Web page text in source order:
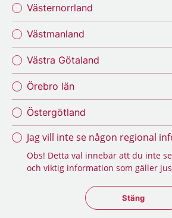
Västernorrland
Västmanland
Västra Götaland
Örebro län
Östergötland
Jag vill inte se någon regional
Obs! Detta val innebär att du inte
och viktig information som gäller
Stäng
Stäng